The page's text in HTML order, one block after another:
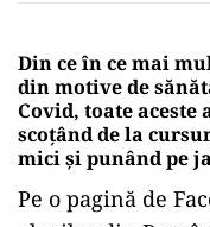
Din ce în ce mai
din motive de
Covid, toate
scoțând de la
mici și punând pe
Pe o pagină de